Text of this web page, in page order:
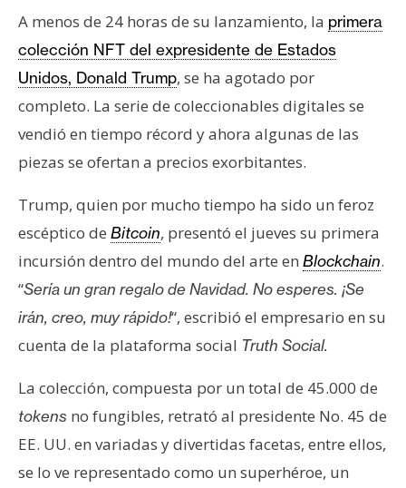
A
n
á
l
i
s
s
N
o
t
s
d
P
r
e
n
A menos de 24 horas de su lanzamiento, la primera
colección NFT del expresidente de Estados
Unidos, Donald Trump, se ha agotado por
completo. La serie de coleccionables digitales se
vendió en tiempo récord y ahora algunas de las
piezas se ofertan a precios exorbitantes.
Trump, quien por mucho tiempo ha sido un feroz
escéptico de Bitcoin, presentó el jueves su primera
incursión dentro del mundo del arte en Blockchain.
“Sería un gran regalo de Navidad. No esperes. ¡Se
irán, creo, muy rápido!“, escribió el empresario en su
cuenta de la plataforma social Truth Social.
La colección, compuesta por un total de 45.000 de
tokens no fungibles, retrató al presidente No. 45 de
EE. UU. en variadas y divertidas facetas, entre ellos,
se lo ve representado como un superhéroe, un